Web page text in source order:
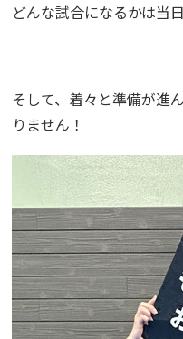
どんな試合になるかは当
そして、着々と準備が進
りません！